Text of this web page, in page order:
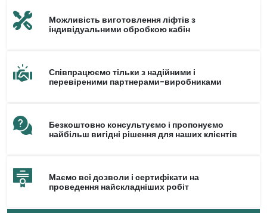
Можливість виготовлення ліфтів з
індивідуальними обробкою кабін
Співпрацюємо тільки з надійними і
перевіреними партнерами-виробниками
Безкоштовно консультуємо і пропонуємо
найбільш вигідні рішення для наших клієнтів
Маємо всі дозволи і сертифікати на
проведення найскладніших робіт